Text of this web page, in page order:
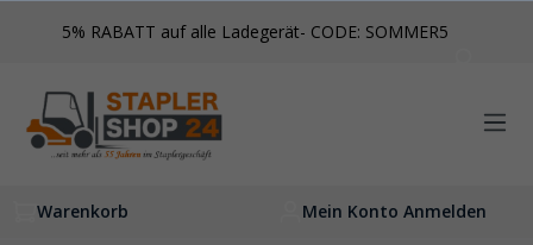
springen
5% RABATT auf alle Ladegerät- CODE: SOMMER5
Mein Konto Anmelden
Warenkorb